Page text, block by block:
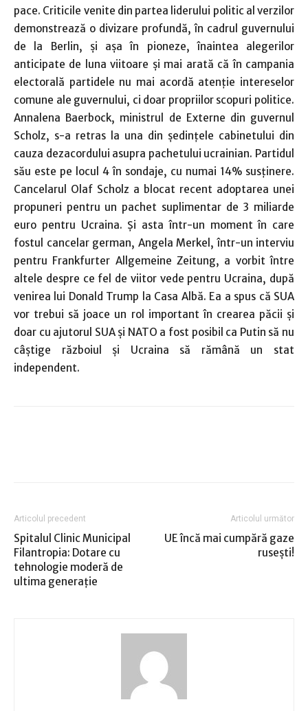
pace. Criticile venite din partea liderului politic al verzilor
demonstrează o divizare profundă, în cadrul guvernului
de la Berlin, şi aşa în pioneze, înaintea alegerilor
anticipate de luna viitoare şi mai arată că în campania
electorală partidele nu mai acordă atenţie intereselor
comune ale guvernului, ci doar propriilor scopuri politice.
Annalena Baerbock, ministrul de Externe din guvernul
Scholz, s-a retras la una din şedinţele cabinetului din
cauza dezacordului asupra pachetului ucrainian. Partidul
său este pe locul 4 în sondaje, cu numai 14% susţinere.
Cancelarul Olaf Scholz a blocat recent adoptarea unei
propuneri pentru un pachet suplimentar de 3 miliarde
euro pentru Ucraina. Şi asta într-un moment în care
fostul cancelar german, Angela Merkel, într-un interviu
pentru Frankfurter Allgemeine Zeitung, a vorbit între
altele despre ce fel de viitor vede pentru Ucraina, după
venirea lui Donald Trump la Casa Albă. Ea a spus că SUA
vor trebui să joace un rol important în crearea păcii şi
doar cu ajutorul SUA şi NATO a fost posibil ca Putin să nu
câştige războiul şi Ucraina să rămână un stat
independent.
Articolul precedent
Spitalul Clinic Municipal
Filantropia: Dotare cu
tehnologie moderă de
ultima generaţie
Articolul următor
UE încă mai cumpără gaze
ruseşti!